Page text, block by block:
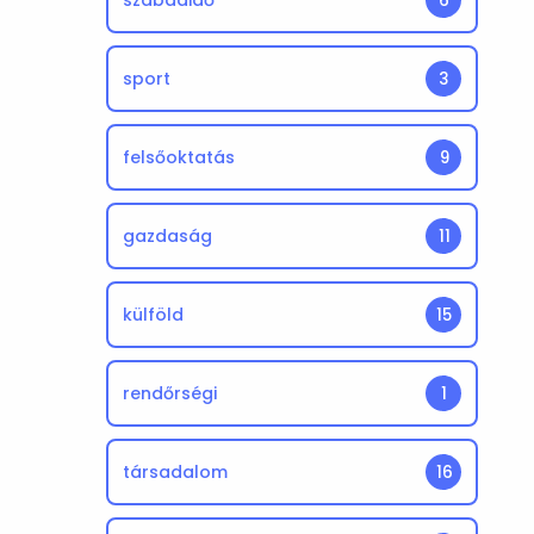
sport 3
felsőoktatás 9
gazdaság 11
külföld 15
rendőrségi 1
társadalom 16